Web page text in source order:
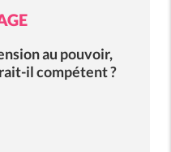
au pouvoir,
il compétent ?